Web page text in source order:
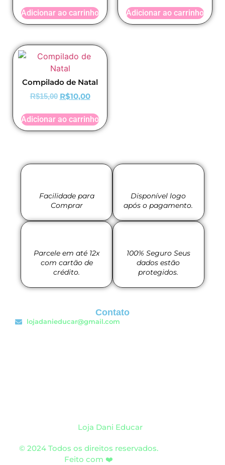
Adicionar ao carrinho Adicionar ao carrinho
Compilado de Natal
R$15,00 R$10,00
Adicionar ao carrinho
Facilidade para
Comprar
Disponível logo
após o pagamento.
Parcele em até 12x
com cartão de
crédito.
100% Seguro Seus
dados estão
protegidos.
Contato
lojadanieducar@gmail.com
Loja Dani Educar
© 2024 Todos os direitos reservados.
Feito com ❤️